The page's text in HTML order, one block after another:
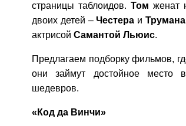
страницы таблоидов.Том женат
двоих детей –Честера иТрумана
актрисой Самантой Льюис.
Предлагаем подборку фильмов,
они займут достойное место
шедевров.
«Код да Винчи»